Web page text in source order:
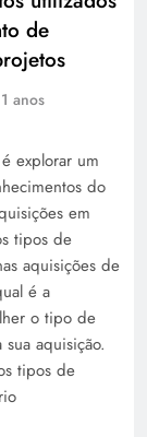
de
anos
explorar um
do
em
tipos de
aquisições de
é a
o tipo de
aquisição.
tipos de